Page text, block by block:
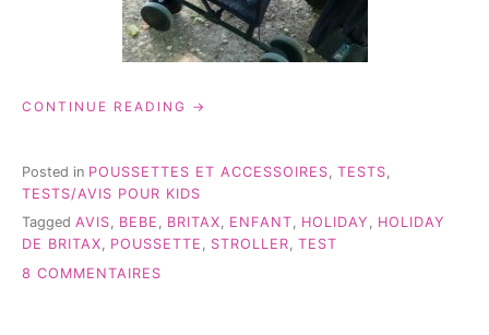
CONTINUE READING « HOLIDAY
–
TEST
AVIS »
Posted in POUSSETTES ET ACCESSOIRES TESTS
TESTS/AVIS POUR KIDS
Tagged AVIS, BEBE , BRITAX, ENFANT, HOLIDAY , HOLIDAY
DE BRITAX, POUSSETTE , STROLLER, TEST
8 COMMENTAIRES